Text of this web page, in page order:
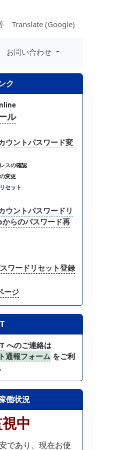
Translate (Google)
お問い合わせ
ク
ル
ウントパスワード変
スの確認
変更
セット
ウントパスワードリ
らのパスワード再
ワードリセット登録
ージ
へのご連絡は
通報フォーム をご利
働状況
中
であり、現在お使